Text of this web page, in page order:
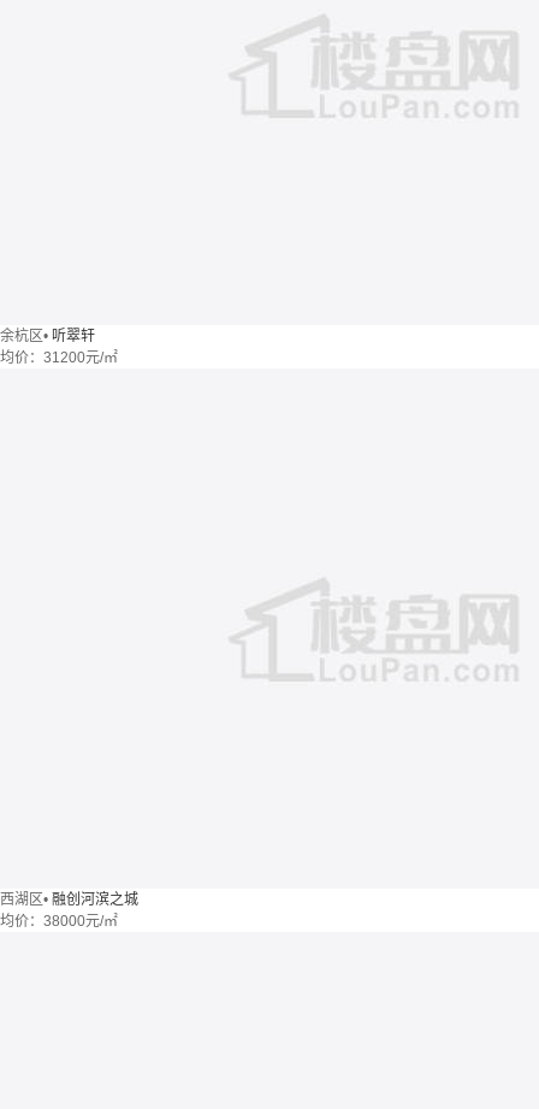
余杭区• 听翠轩
均价： 31200元/㎡
西湖区• 融创河滨之城
均价： 38000元/㎡